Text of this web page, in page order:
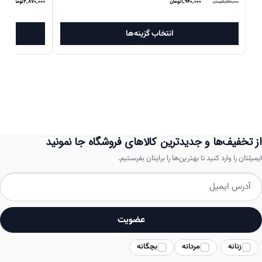
۲,۸۷۰,۰۰۰تومان
۲,۸۷۰,۰۰۰تومان
بود.
۱,۹۴۰,۰۰۰تومان
۱,۹۴۰,۰۰۰تومان
است.
انتخاب گزینه‌ها
این
محصول
باشد.
ها
در
۲,۸۷۰,۰۰۰تومان
از تخفیف‌ها و جدیدترین کالاهای فروشگاه جا نمونید
ایمیلتان را وارد کنید تا بهترین‌ها را برایتان بفرستیم.
زنانه مردانه بچگانه
عضویت